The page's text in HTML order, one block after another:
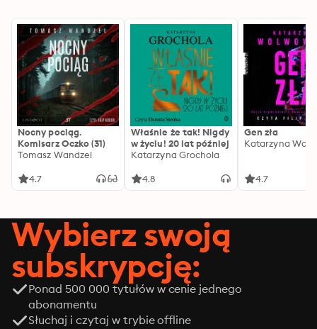
Nocny pociąg.
Komisarz Oczko (31)
Tomasz Wandzel
4.7
Właśnie że tak! Nigdy
w życiu! 20 lat później
Katarzyna Grochola
4.8
Gen zła
Katarzyna
4.7
Wybierz swoją
subskrypcję:
Ponad 500 000 tytułów w cenie jednego
abonamentu
Słuchaj i czytaj w trybie offline